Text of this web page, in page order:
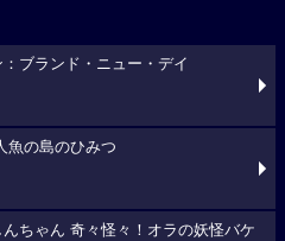
ブランド・ニュー・デイ
の島のひみつ
ちゃん 奇々怪々！オラの妖怪バケ